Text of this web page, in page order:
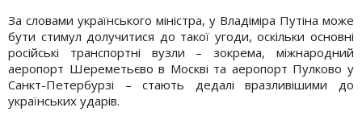
За словами українського міністра, у Владіміра Путіна може
бути стимул долучитися до такої угоди, оскільки основні
російські транспортні вузли – зокрема, міжнародний
аеропорт Шереметьєво в Москві та аеропорт Пулково у
Санкт-Петербурзі – стають дедалі вразливішими до
українських ударів.